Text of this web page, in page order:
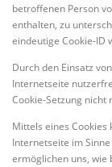
betroffenen Person
enthalten, zu
eindeutige Cookie-ID
Durch den Einsatz
Internetseite
Cookie-Setzung nicht
Mittels eines
Internetseite im
ermöglichen uns,